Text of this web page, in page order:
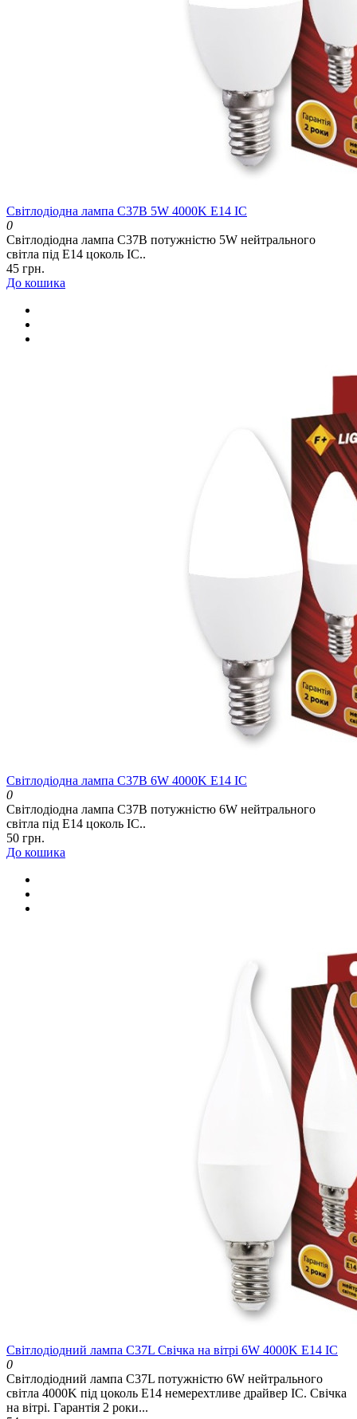
Світлодіодна лампа C37B 5W 4000K E14 IC
0
Світлодіодна лампа C37B потужністю 5W нейтрального
світла під E14 цоколь IC..
45 грн.
До кошика
Світлодіодна лампа C37B 6W 4000K E14 IC
0
Світлодіодна лампа C37B потужністю 6W нейтрального
світла під E14 цоколь IC..
50 грн.
До кошика
Світлодіодний лампа C37L Свічка на вітрі 6W 4000K E14 IC
0
Світлодіодний лампа C37L потужністю 6W нейтрального
світла 4000K під цоколь E14 немерехтливе драйвер IC. Свічка
на вітрі. Гарантія 2 роки...